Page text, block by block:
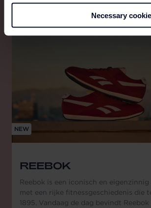
Necessary
NEW
REEBOK
Reebok is een iconisch en
met een rijke fitnessgeschiedenis die
1895. Vandaag de dag bevindt